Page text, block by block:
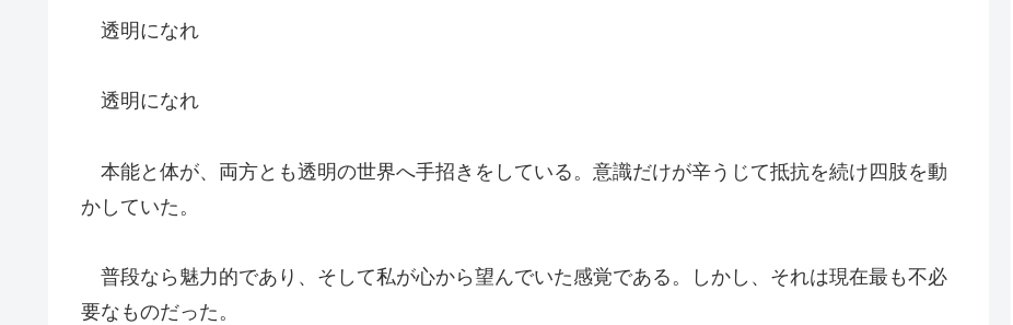
透明になれ
透明になれ
本能と体が、両方とも透明の世界へ手招きをしている。意識だけが辛うじて抵抗を続け四肢を動
かしていた。
普段なら魅力的であり、そして私が心から望んでいた感覚である。しかし、それは現在最も不必
要なものだった。